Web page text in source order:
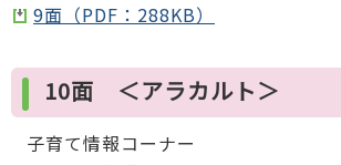
9面（PDF：288KB）
10面 ＜アラカルト＞
子育て情報コーナー